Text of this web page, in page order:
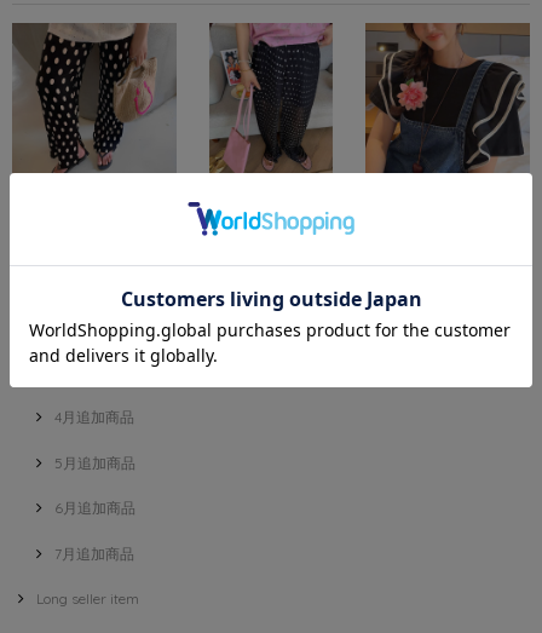
wide pants B2578
¥12,800
4月追加商品
5月追加商品
6月追加商品
7月追加商品
Long seller item